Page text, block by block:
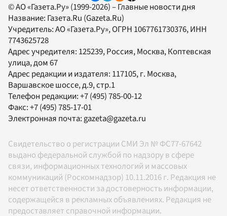
© АО «Газета.Ру» (1999-2026) – Главные новости дня
Название: Газета.Ru (Gazeta.Ru)
Учредитель:АО «Газета.Ру», ОГРН 1067761730376, ИНН
7743625728
Адрес учредителя: 125239, Россия, Москва, Коптевская
улица, дом 67
Адрес редакции и издателя: 117105, г. Москва,
Варшавское шоссе, д.9, стр.1
Телефон редакции:+7 (495) 785-00-12
Факс:+7 (495) 785-17-01
Электронная почта: gazeta@gazeta.ru
Свидетельство о регистрации СМИ Эл № ФС77-67642
выдано федеральной службой по надзору в сфере
связи, информационных технологий и массовых
коммуникаций (Роскомнадзор) 10.11.2016 г. Редакция не
несет ответственности за достоверность информации,
содержащейся в рекламных объявлениях. Редакция не
предоставляет справочной информации.